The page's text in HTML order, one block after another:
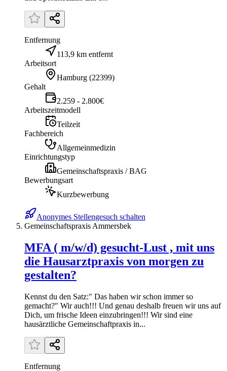
Entfernung
113,9 km entfernt
Arbeitsort
Hamburg (22399)
Gehalt
2.259 - 2.800€
Arbeitszeitmodell
Teilzeit
Fachbereich
Allgemeinmedizin
Einrichtungstyp
Gemeinschaftspraxis / BAG
Bewerbungsart
Kurzbewerbung
Anonymes Stellengesuch schalten
Gemeinschaftspraxis Ammersbek
MFA ( m/w/d) gesucht-Lust , mit uns
die Hausarztpraxis von morgen zu
gestalten?
Kennst du den Satz:" Das haben wir schon immer so
gemacht?" Wir auch!!! Und genau deshalb freuen wir uns auf
Dich, um frische Ideen einzubringen!!! Wir sind eine
hausärztliche Gemeinschaftpraxis in...
Entfernung